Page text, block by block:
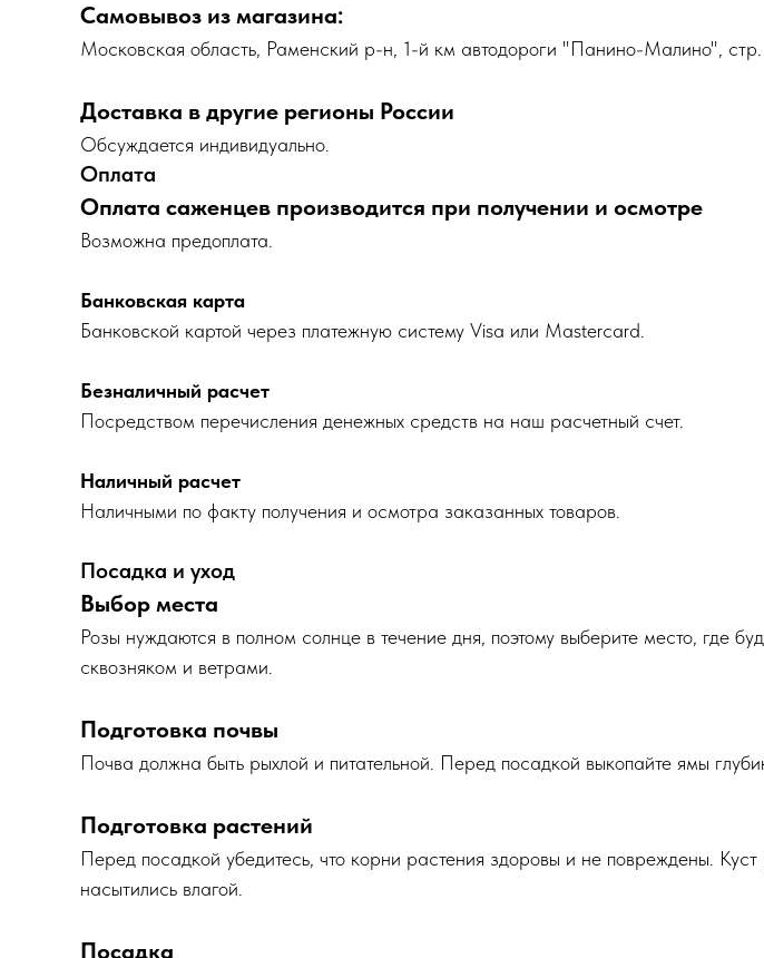
Самовывоз из магазина:
Московская область, Раменский р-н, 1-й км автодороги "Панино-Малино",
Доставка в другие регионы России
Обсуждается индивидуально.
Оплата
Оплата саженцев производится при получении и осмотре
Возможна предоплата.
Банковская карта
Банковской картой через платежную систему Visa или Mastercard.
Безналичный расчет
Посредством перечисления денежных средств на наш расчетный счет.
Наличный расчет
Наличными по факту получения и осмотра заказанных товаров.
Посадка и уход
Выбор места
Розы нуждаются в полном солнце в течение дня, поэтому выберите место, где
сквозняком и ветрами.
Подготовка почвы
Почва должна быть рыхлой и питательной. Перед посадкой выкопайте ямы
Подготовка растений
Перед посадкой убедитесь, что корни растения здоровы и не повреждены.
насытились влагой.
Посадка